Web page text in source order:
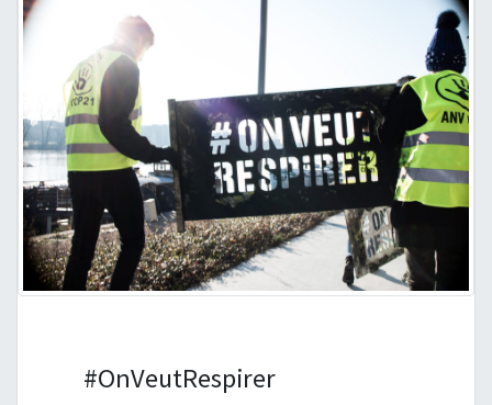
#OnVeutRespirer